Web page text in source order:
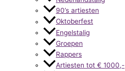
90’s artiesten
Oktoberfest
Engelstalig
Groepen
Rappers
Artiesten tot € 1000,-